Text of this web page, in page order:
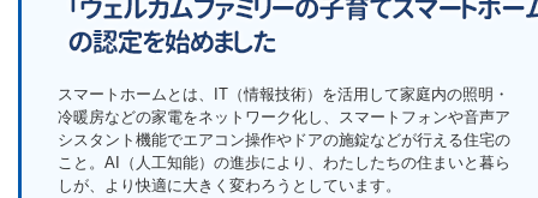
スマートホームとは、IT（情報技術）を活用して家庭内の照明・
冷暖房などの家電をネットワーク化し、スマートフォンや音声ア
シスタント機能でエアコン操作やドアの施錠などが行える住宅の
こと。AI（人工知能）の進歩により、わたしたちの住まいと暮ら
しが、より快適に大きく変わろうとしています。